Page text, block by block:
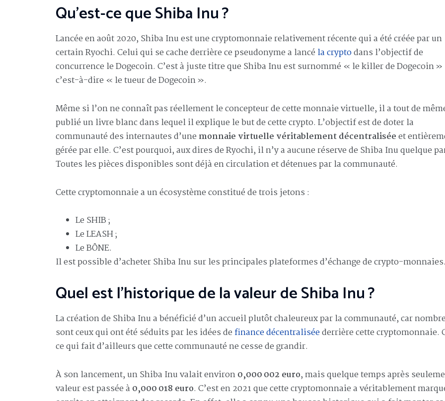
Qu’est-ce que Shiba Inu ?
Lancée en août 2020, Shiba Inu est une cryptomonnaie relativement récente qui a été créée par un
certain Ryochi. Celui qui se cache derrière ce pseudonyme a lancé la cryptodans l’objectif de
concurrence le Dogecoin. C’est à juste titre que Shiba Inu est surnommé « le killer de Dogecoin »
c’est-à-dire « le tueur de Dogecoin ».
Même si l’on ne connaît pas réellement le concepteur de cette monnaie virtuelle, il a tout de
publié un livre blanc dans lequel il explique le but de cette crypto. L’objectif est de doter la
communauté des internautes d’une monnaie virtuelle véritablement décentraliséeet
gérée par elle. C’est pourquoi, aux dires de Ryochi, il n’y a aucune réserve de Shiba Inu quelque
Toutes les pièces disponibles sont déjà en circulation et détenues par la communauté.
Cette cryptomonnaie a un écosystème constitué de trois jetons :
Le SHIB ;
Le LEASH ;
Le BÔNE.
Il est possible d’acheter Shiba Inu sur les principales plateformes d’échange de crypto-monnaies.
Quel est l’historique de la valeur de Shiba Inu ?
La création de Shiba Inu a bénéficié d’un accueil plutôt chaleureux par la communauté, car
sont ceux qui ont été séduits par les idées de finance décentraliséederrière cette cryptomonnaie.
ce qui fait d’ailleurs que cette communauté ne cesse de grandir.
À son lancement, un Shiba Inu valait environ0,000 002 euro, mais quelque temps après
valeur est passée à 0,000 018 euro. C’est en 2021 que cette cryptomonnaie a véritablement